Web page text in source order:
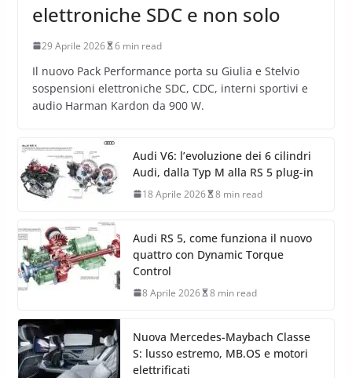
elettroniche SDC e non solo
29 Aprile 2026 6 min read
Il nuovo Pack Performance porta su Giulia e Stelvio
sospensioni elettroniche SDC, CDC, interni sportivi e
audio Harman Kardon da 900 W.
Audi V6: l’evoluzione dei 6 cilindri
Audi, dalla Typ M alla RS 5 plug-in
18 Aprile 2026 8 min read
Audi RS 5, come funziona il nuovo
quattro con Dynamic Torque
Control
8 Aprile 2026 8 min read
Nuova Mercedes-Maybach Classe
S: lusso estremo, MB.OS e motori
elettrificati